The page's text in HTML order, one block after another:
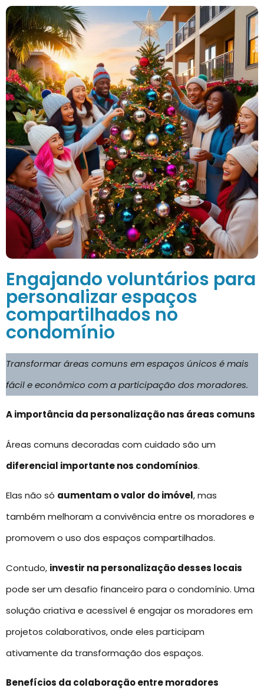
Engajando voluntários para
personalizar espaços
compartilhados no
condomínio
Transformar áreas comuns em espaços únicos é mais
fácil e econômico com a participação dos moradores.
A importância da personalização nas áreas comuns
Áreas comuns decoradas com cuidado são um
diferencial importante nos condomínios.
Elas não só aumentam o valor do imóvel, mas
também melhoram a convivência entre os moradores e
promovem o uso dos espaços compartilhados.
Contudo, investir na personalização desses locais
pode ser um desafio financeiro para o condomínio. Uma
solução criativa e acessível é engajar os moradores em
projetos colaborativos, onde eles participam
ativamente da transformação dos espaços.
Benefícios da colaboração entre moradores